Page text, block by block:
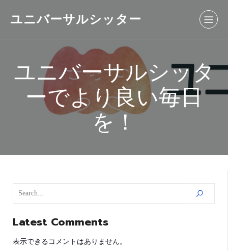
ユニバーサルシッター
ユニバーサルシッタ
ーでより良い毎日
を！
Latest Comments
表示できるコメントはありません。